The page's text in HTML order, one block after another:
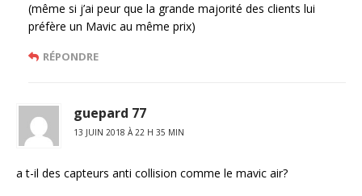
(même si j’ai peur que la grande majorité des clients lui
préfère un Mavic au même prix)
RÉPONDRE
guepard 77
13 JUIN 2018 À 22 H 35 MIN
a t-il des capteurs anti collision comme le mavic air?